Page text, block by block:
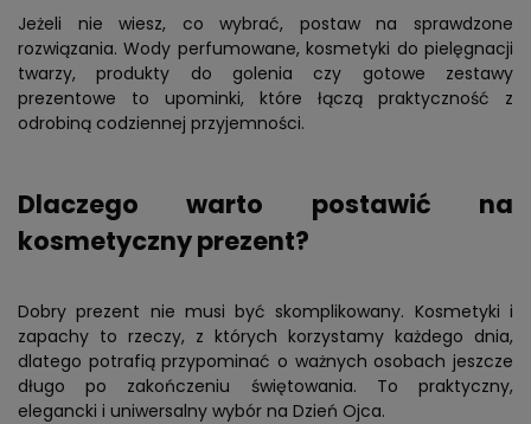
Jeżeli nie wiesz, co wybrać, postaw na sprawdzone
rozwiązania. Wody perfumowane, kosmetyki do pielęgnacji
twarzy, produkty do golenia czy gotowe zestawy
prezentowe to upominki, które łączą praktyczność z
odrobiną codziennej przyjemności.
Dlaczego warto postawić na
kosmetyczny prezent?
Dobry prezent nie musi być skomplikowany. Kosmetyki i
zapachy to rzeczy, z których korzystamy każdego dnia,
dlatego potrafią przypominać o ważnych osobach jeszcze
długo po zakończeniu świętowania. To praktyczny,
elegancki i uniwersalny wybór na Dzień Ojca.